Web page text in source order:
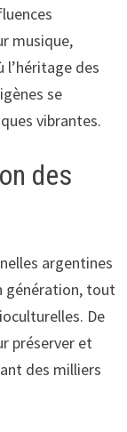
musique,
des
se
vibrantes.
des
argentines
génération, tout
De
préserver et
des milliers